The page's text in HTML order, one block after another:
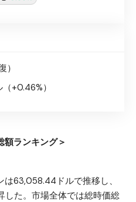
）
+0.46%）
額ランキング＞
63,058.44ドルで推移し、
した。市場全体では総時価総